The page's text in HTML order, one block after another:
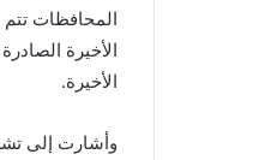
المحافظات
الأخيرة
الأخيرة.
وأشارت إلى